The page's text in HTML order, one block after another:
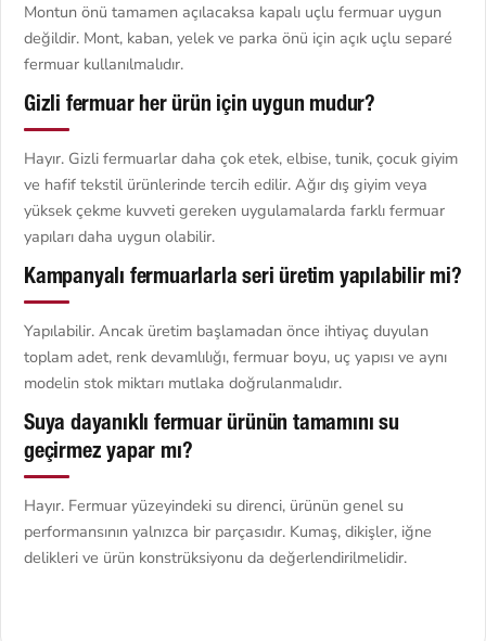
Montun önü tamamen açılacaksa kapalı uçlu fermuar uygun
değildir. Mont, kaban, yelek ve parka önü için açık uçlu separé
fermuar kullanılmalıdır.
Gizli fermuar her ürün için uygun mudur?
Hayır. Gizli fermuarlar daha çok etek, elbise, tunik, çocuk giyim
ve hafif tekstil ürünlerinde tercih edilir. Ağır dış giyim veya
yüksek çekme kuvveti gereken uygulamalarda farklı fermuar
yapıları daha uygun olabilir.
Kampanyalı fermuarlarla seri üretim yapılabilir mi?
Yapılabilir. Ancak üretim başlamadan önce ihtiyaç duyulan
toplam adet, renk devamlılığı, fermuar boyu, uç yapısı ve aynı
modelin stok miktarı mutlaka doğrulanmalıdır.
Suya dayanıklı fermuar ürünün tamamını su
geçirmez yapar mı?
Hayır. Fermuar yüzeyindeki su direnci, ürünün genel su
performansının yalnızca bir parçasıdır. Kumaş, dikişler, iğne
delikleri ve ürün konstrüksiyonu da değerlendirilmelidir.